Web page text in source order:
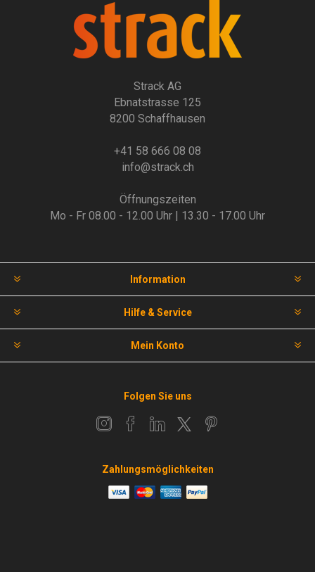
Strack AG
Ebnatstrasse 125
8200 Schaffhausen
+41 58 666 08 08
info@strack.ch
Öffnungszeiten
Mo - Fr 08.00 - 12.00 Uhr | 13.30 - 17.00 Uhr
Information
Hilfe & Service
Mein Konto
Folgen Sie uns
Zahlungsmöglichkeiten